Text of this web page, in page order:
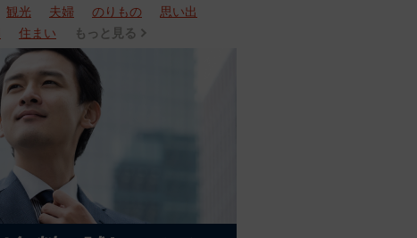
観光 夫婦 のりもの
思い出
住まい もっと見る